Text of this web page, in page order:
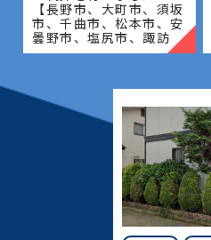
【長野市、大町市、須坂
市、千曲市、松本市、安
曇野市、塩尻市、諏訪
市、岡谷市、茅野市、上
訪町、長和町、立科町、
御代田�